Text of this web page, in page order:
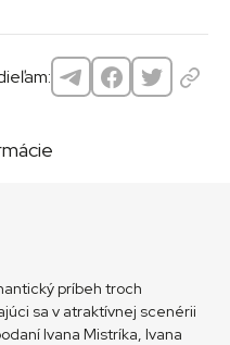
príbeh troch
sa v atraktívnej scenérii
Ivana Mistríka, Ivana